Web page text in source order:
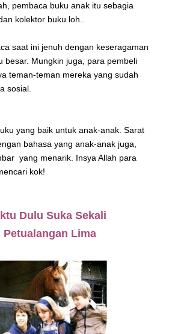
pembaca buku anak itu sebagia
kolektor buku loh..
saat ini jenuh dengan keseragaman
besar. Mungkin juga, para pembeli
teman-teman mereka yang sudah
sosial.
yang baik untuk anak-anak. Sarat
bahasa yang anak-anak juga,
yang menarik. Insya Allah para
kok!
Dulu Suka Sekali
Petualangan Lima